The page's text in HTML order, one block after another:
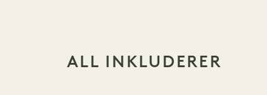
ALL INKLUDERER